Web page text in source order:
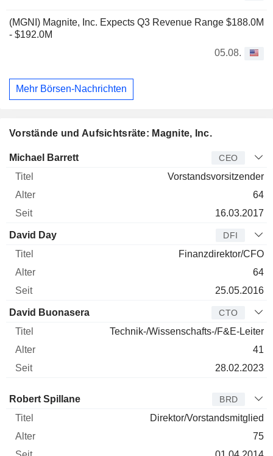
(MGNI) Magnite, Inc. Expects Q3 Revenue Range $188.0M
- $192.0M
05.08.
Mehr Börsen-Nachrichten
Vorstände und Aufsichtsräte: Magnite, Inc.
Manager Titel Alter
Michael Barrett CEO
Vorstandsvorsitzender
64
16.03.2017
David Day DFI
Finanzdirektor/CFO
64
25.05.2016
David Buonasera CTO
Technik-/Wissenschafts-/F&E-Leiter
41
28.02.2023
Verwaltungsratsmitglied
Robert Spillane BRD
Direktor/Vorstandsmitglied
75